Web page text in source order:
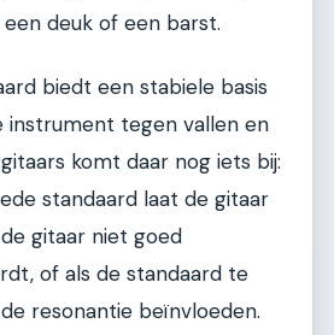
deuk of een barst.
biedt een stabiele basis
instrument tegen vallen en
komt daar nog iets bij:
standaard laat de gitaar
gitaar niet goed
of als de standaard te
resonantie beïnvloeden.